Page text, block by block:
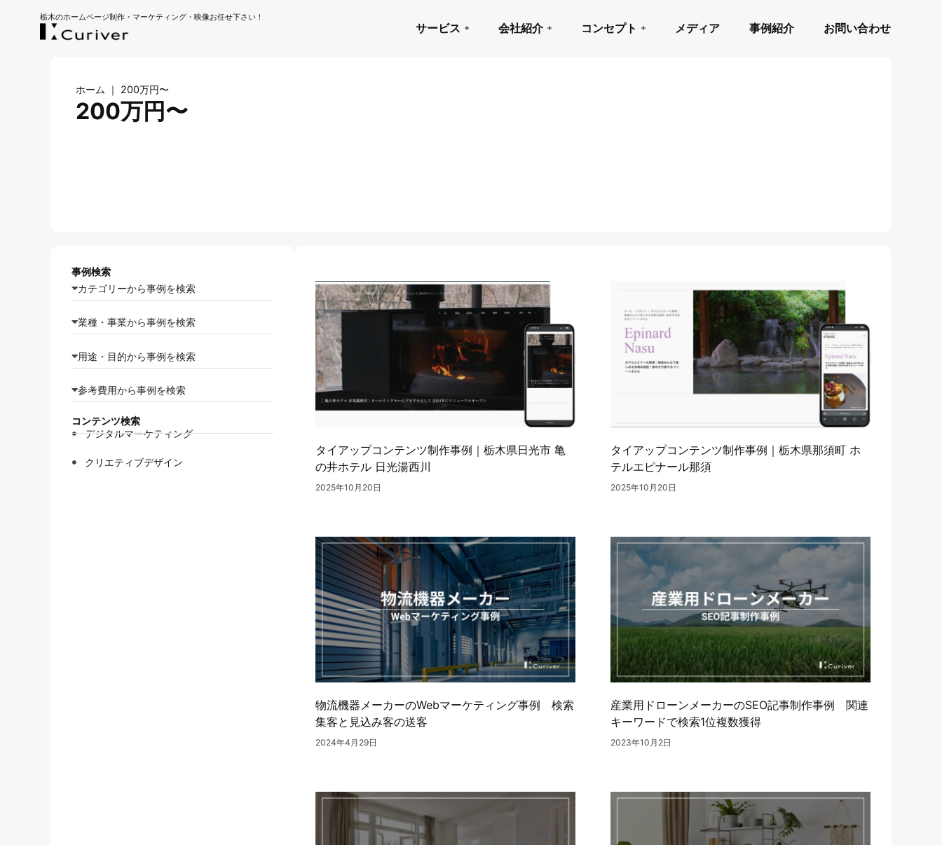
栃木のホームページ制作・マーケティング・映像お任せ下さい！
サービス 会社紹介 コンセプト メディア 事例紹介 お問い合わせ
ホーム ｜ 200万円〜
200万円〜
事例検索
カテゴリーから事例を検索
業種・事業から事例を検索
用途・目的から事例を検索
参考費用から事例を検索
コンテンツ検索
デジタルマーケティング
クリエティブデザイン
タイアップコンテンツ制作事例｜栃木県日光市 亀
の井ホテル 日光湯西川
2025年10月20日
タイアップコンテンツ制作事例｜栃木県那須町 ホ
テルエピナール那須
2025年10月20日
物流機器メーカーのWebマーケティング事例 検索
集客と見込み客の送客
2024年4月29日
産業用ドローンメーカーのSEO記事制作事例 関連
キーワードで検索1位複数獲得
2023年10月2日